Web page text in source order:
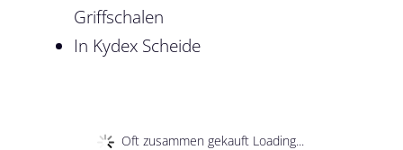
Griffschalen
In Kydex Scheide
Oft zusammen gekauft Loading...